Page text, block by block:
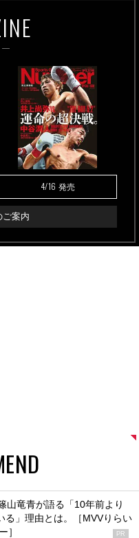
4/16 発売
ご案内
山竜青が語る「10年前より
る」理由とは。［MVVりらい
］
PR